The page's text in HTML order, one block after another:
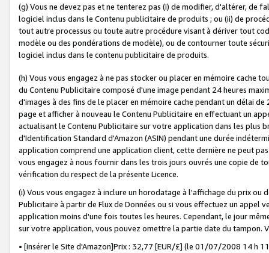
(g) Vous ne devez pas et ne tenterez pas (i) de modifier, d'altérer, de
logiciel inclus dans le Contenu publicitaire de produits ; ou (ii) de
tout autre processus ou toute autre procédure visant à dériver tout
modèle ou des pondérations de modèle), ou de contourner toute
logiciel inclus dans le contenu publicitaire de produits.
(h) Vous vous engagez à ne pas stocker ou placer en mémoire cache
du Contenu Publicitaire composé d'une image pendant 24 heures
d'images à des fins de le placer en mémoire cache pendant un délai
page et afficher à nouveau le Contenu Publicitaire en effectuant un
actualisant le Contenu Publicitaire sur votre application dans les plus
d'Identification Standard d'Amazon (ASIN) pendant une durée
application comprend une application client, cette dernière ne peut
vous engagez à nous fournir dans les trois jours ouvrés une copie de
vérification du respect de la présente Licence.
(i) Vous vous engagez à inclure un horodatage à l'affichage du prix
Publicitaire à partir de Flux de Données ou si vous effectuez un appel
application moins d'une fois toutes les heures. Cependant, le jour
sur votre application, vous pouvez omettre la partie date du tampon.
• [insérer le Site d'Amazon]Prix : 32,77 [EUR/£] (le 01/07/2008 14 h